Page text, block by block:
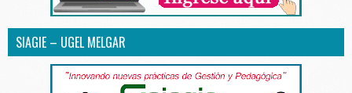
SIAGIE – UGEL MELGAR